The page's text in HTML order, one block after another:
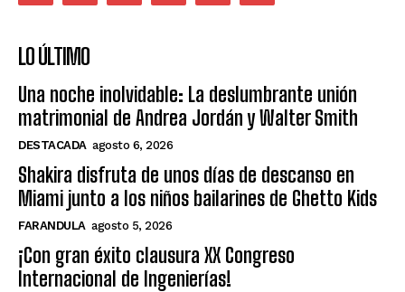
LO ÚLTIMO
Una noche inolvidable: La deslumbrante unión
matrimonial de Andrea Jordán y Walter Smith
DESTACADA agosto 6, 2026
Shakira disfruta de unos días de descanso en
Miami junto a los niños bailarines de Ghetto Kids
FARANDULA agosto 5, 2026
¡Con gran éxito clausura XX Congreso
Internacional de Ingenierías!